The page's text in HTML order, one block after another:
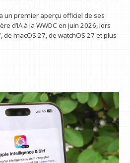
un premier aperçu officiel de ses
d’IA à la WWDC en juin 2026, lors
de macOS 27, de watchOS 27 et plus